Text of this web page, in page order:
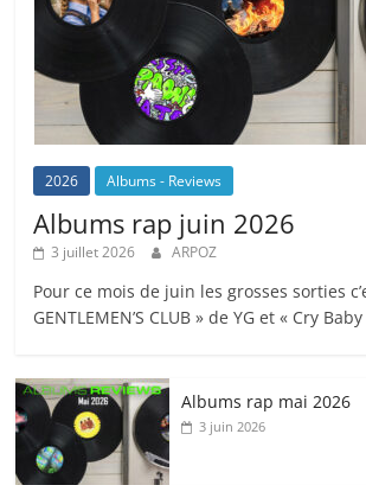
2026 Albums - Reviews
Albums rap juin 2026
3 juillet 2026 ARPOZ
Pour ce mois de juin les grosses sorties
GENTLEMEN’S CLUB » de YG et « Cry Baby
Albums rap mai 2026
3 juin 2026